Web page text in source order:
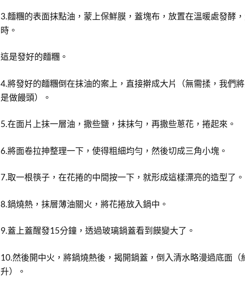
3.麵糰的表面抹點油，蒙上保鮮膜，蓋塊布，放置在溫暖處發酵
時。
這是發好的麵糰。
4.將發好的麵糰倒在抹油的案上，直接擀成大片（無需揉，我們
是做饅頭）。
5.在面片上抹一層油，撒些鹽，抹抹勻，再撒些蔥花，捲起來。
6.將面卷拉抻整理一下，使得粗細均勻，然後切成三角小塊。
7.取一根筷子，在花捲的中間按一下，就形成這樣漂亮的造型了。
8.鍋燒熱，抹層薄油關火，將花捲放入鍋中。
9.蓋上蓋醒發15分鐘，透過玻璃鍋蓋看到饃變大了。
10.然後開中火，將鍋燒熱後，揭開鍋蓋，倒入清水略漫過底面（
升）。